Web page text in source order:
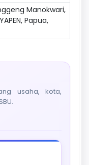
Manokwari,
Papua,
usaha, kota,